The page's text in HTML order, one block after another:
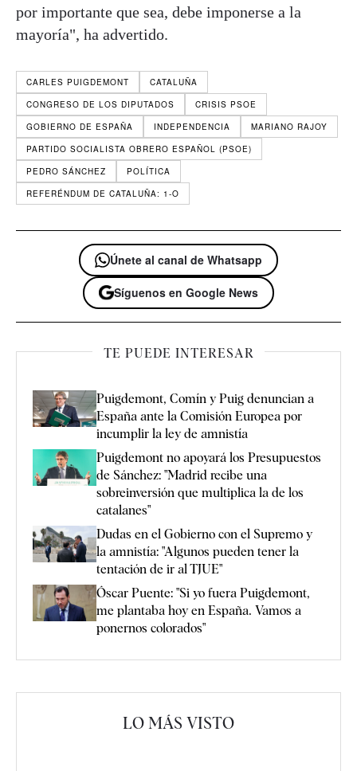
por importante que sea, debe imponerse a la
mayoría", ha advertido.
CARLES PUIGDEMONT
CATALUÑA
CONGRESO DE LOS DIPUTADOS
CRISIS PSOE
GOBIERNO DE ESPAÑA
INDEPENDENCIA
MARIANO RAJOY
PARTIDO SOCIALISTA OBRERO ESPAÑOL (PSOE)
PEDRO SÁNCHEZ
POLÍTICA
REFERÉNDUM DE CATALUÑA: 1-O
Únete al canal de Whatsapp
Síguenos en Google News
TE PUEDE INTERESAR
Puigdemont, Comín y Puig denuncian a
España ante la Comisión Europea por
incumplir la ley de amnistía
Puigdemont no apoyará los Presupuestos
de Sánchez: "Madrid recibe una
sobreinversión que multiplica la de los
catalanes"
Dudas en el Gobierno con el Supremo y
la amnistía: "Algunos pueden tener la
tentación de ir al TJUE"
Óscar Puente: "Si yo fuera Puigdemont,
me plantaba hoy en España. Vamos a
ponernos colorados"
LO MÁS VISTO